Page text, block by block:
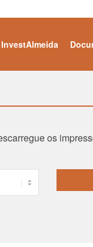
InvestAlmeida
os